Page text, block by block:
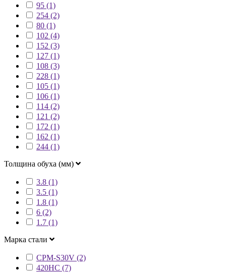
95 (1)
254 (2)
80 (1)
102 (4)
152 (3)
127 (1)
108 (3)
228 (1)
105 (1)
106 (1)
114 (2)
121 (2)
172 (1)
162 (1)
244 (1)
Толщина обуха (мм)
3.8 (1)
3.5 (1)
1.8 (1)
6 (2)
1.7 (1)
Марка стали
CPM-S30V (2)
420HC (7)